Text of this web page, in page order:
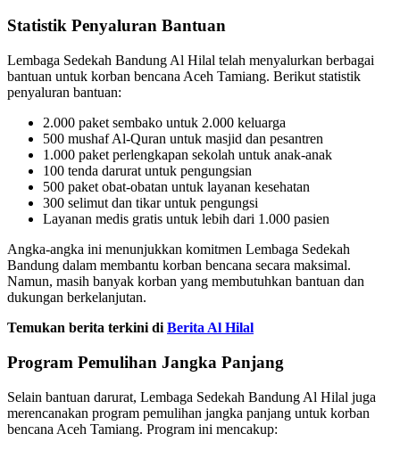
Statistik Penyaluran Bantuan
Lembaga Sedekah Bandung Al Hilal telah menyalurkan berbagai
bantuan untuk korban bencana Aceh Tamiang. Berikut statistik
penyaluran bantuan:
2.000 paket sembako untuk 2.000 keluarga
500 mushaf Al-Quran untuk masjid dan pesantren
1.000 paket perlengkapan sekolah untuk anak-anak
100 tenda darurat untuk pengungsian
500 paket obat-obatan untuk layanan kesehatan
300 selimut dan tikar untuk pengungsi
Layanan medis gratis untuk lebih dari 1.000 pasien
Angka-angka ini menunjukkan komitmen Lembaga Sedekah
Bandung dalam membantu korban bencana secara maksimal.
Namun, masih banyak korban yang membutuhkan bantuan dan
dukungan berkelanjutan.
Temukan berita terkini di Berita Al Hilal
Program Pemulihan Jangka Panjang
Selain bantuan darurat, Lembaga Sedekah Bandung Al Hilal juga
merencanakan program pemulihan jangka panjang untuk korban
bencana Aceh Tamiang. Program ini mencakup: